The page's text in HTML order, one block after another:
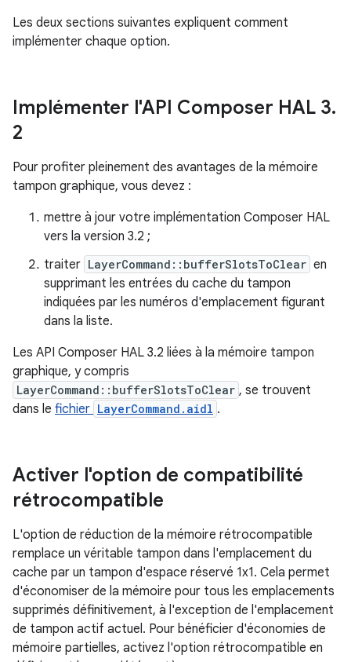
Les deux sections suivantes expliquent comment
implémenter chaque option.
Implémenter l'API Composer HAL 3.
2
Pour profiter pleinement des avantages de la mémoire
tampon graphique, vous devez :
mettre à jour votre implémentation Composer HAL
vers la version 3.2 ;
traiter LayerCommand::bufferSlotsToClear en
supprimant les entrées du cache du tampon
indiquées par les numéros d'emplacement figurant
dans la liste.
Les API Composer HAL 3.2 liées à la mémoire tampon
graphique, y compris
LayerCommand::bufferSlotsToClear , se trouvent
dans le fichier LayerCommand.aidl .
Activer l'option de compatibilité
rétrocompatible
L'option de réduction de la mémoire rétrocompatible
remplace un véritable tampon dans l'emplacement du
cache par un tampon d'espace réservé 1x1. Cela permet
d'économiser de la mémoire pour tous les emplacements
supprimés définitivement, à l'exception de l'emplacement
de tampon actif actuel. Pour bénéficier d'économies de
mémoire partielles, activez l'option rétrocompatible en